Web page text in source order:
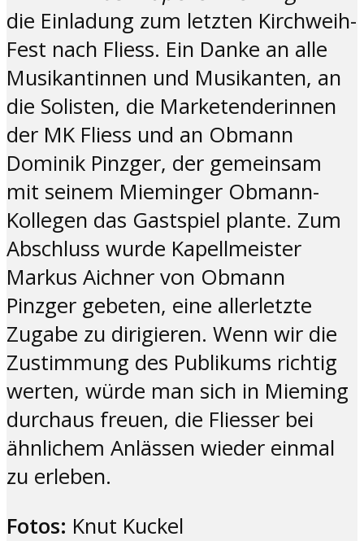
die Einladung zum letzten Kirchweih-
Fest nach Fliess. Ein Danke an alle
Musikantinnen und Musikanten, an
die Solisten, die Marketenderinnen
der MK Fliess und an Obmann
Dominik Pinzger, der gemeinsam
mit seinem Mieminger Obmann-
Kollegen das Gastspiel plante. Zum
Abschluss wurde Kapellmeister
Markus Aichner von Obmann
Pinzger gebeten, eine allerletzte
Zugabe zu dirigieren. Wenn wir die
Zustimmung des Publikums richtig
werten, würde man sich in Mieming
durchaus freuen, die Fliesser bei
ähnlichem Anlässen wieder einmal
zu erleben.
Fotos: Knut Kuckel